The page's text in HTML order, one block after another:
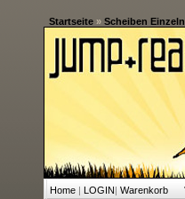
Startseite» Scheiben Einzeln
Home| LOGIN| Warenkorb